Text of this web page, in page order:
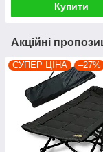
Купити
Акційні
СУПЕР ЦІНА –27%